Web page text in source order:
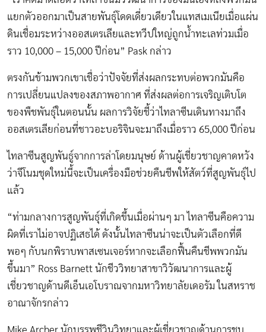
แยกตัวออกมาเป็นสายพันธุ์โดดเดี่ยวเดียวในแทสเมเนียเมื่อแผ่น
ดินเชื่อมระหว่างออสเตรเลียและทวีปใหญ่ถูกน้ำทะเลท่วมเมื่อ
ราว 10,000 – 15,000 ปีก่อน” Pask กล่าว
ตรงกันข้ามพวกเขาเชื่อว่าปัจจัยที่ส่งผลกระทบต่อพวกมันคือ
การเปลี่ยนแปลงของสภาพอากาศ ที่ส่งผลต่อการเจริญเติบโต
ของพืชพันธุ์ในตอนนั้น ผลการวิจัยชี้ว่าไทลาซีนเดินทางมาถึง
ออสเตรเลียก่อนที่ชาวอะบอริจินจะมาถึงเมื่อราว 65,000 ปีก่อน
ไทลาซีนสูญพันธู์จากการล่าโดยมนุษย์ ด้านผู้เชี่ยวชาญคาดหวัง
ว่าจีโนมชุดใหม่นี้จะเป็นเครื่องมือช่วยคืนชีพให้สัตว์ที่สูญพันธุ์ไป
แล้ว
“ท่ามกลางการสูญพันธุ์ที่เกิดขึ้นเมื่อผ่านๆ มา ไทลาซีนคือความ
ผิดที่เราไม่อาจปฏิเสธได้ ดังนั้นไทลาซีนน่าจะเป็นตัวเลือกที่ดี
พอๆ กับนกพิราบพาสเซนเจอร์หากจะเลือกฟื้นคืนชีพพวกมัน
ขึ้นมา” Ross Barnett นักชีววิทยาสาขาวิวัฒนาการและผู้
เชี่ยวชาญด้านดีเอ็นเอโบราณจากมหาวิทยาลัยเดอรัม ในสหราช
อาณาจักรกล่าว
Mike Archer นักบรรพชีวินวิทยาและผู้เชี่ยวชาญด้านการชุบ